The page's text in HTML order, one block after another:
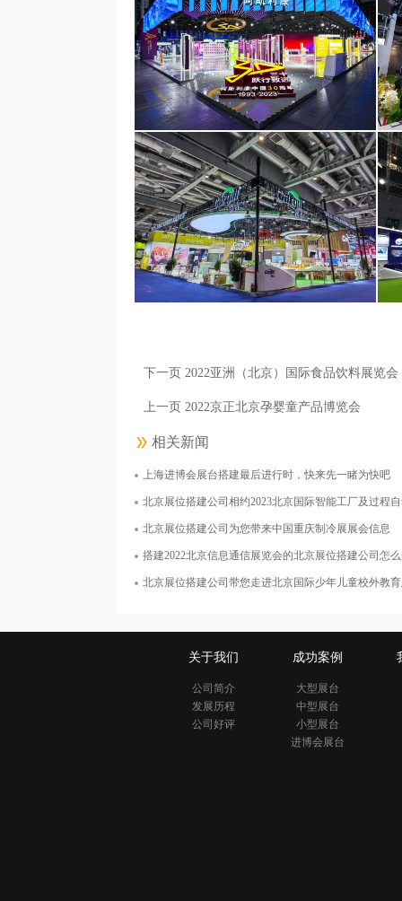
阿斯利康医药（上海）有限公司
嘉吉投资（中国）有限公司
下一页 2022亚洲（北京）国际食品饮料展览会
上一页 2022京正北京孕婴童产品博览会
相关新闻
上海进博会展台搭建最后进行时，快来先一睹为快吧
北京展位搭建公司相约2023北京国际智能工厂及过程
北京展位搭建公司为您带来中国重庆制冷展展会信息
搭建2022北京信息通信展览会的北京展位搭建公司怎
北京展位搭建公司带您走进北京国际少年儿童校外教
关于我们
公司简介
发展历程
公司好评
成功案例
大型展台
中型展台
小型展台
进博会展台